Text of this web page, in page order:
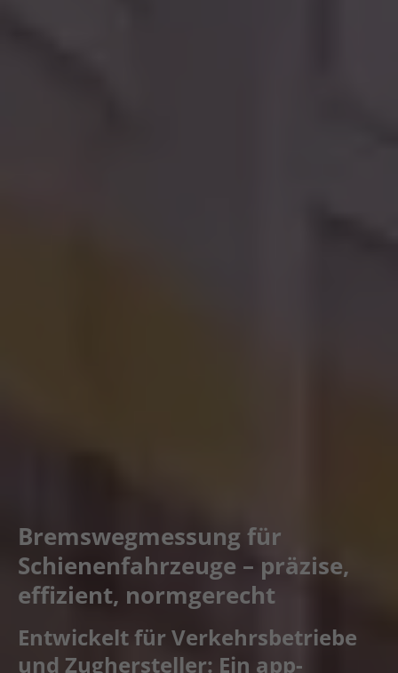
Bremswegmessung für
Schienenfahrzeuge – präzise,
effizient, normgerecht
Entwickelt für Verkehrsbetriebe
und Zughersteller: Ein app-